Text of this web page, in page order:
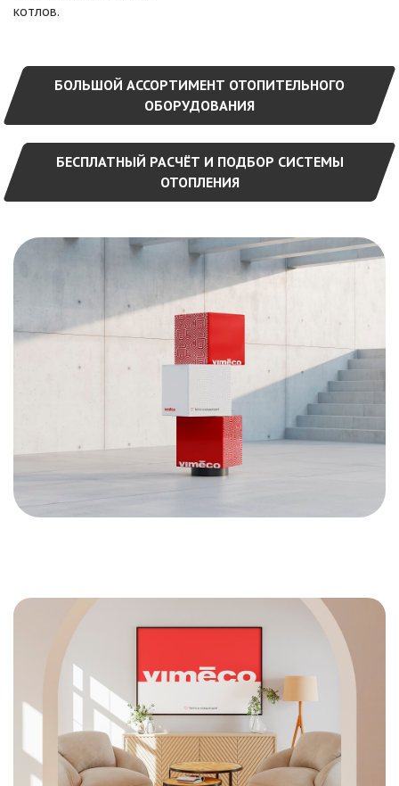
котлов.
БОЛЬШОЙ АССОРТИМЕНТ ОТОПИТЕЛЬНОГО
ОБОРУДОВАНИЯ
БЕСПЛАТНЫЙ РАСЧЁТ И ПОДБОР СИСТЕМЫ
ОТОПЛЕНИЯ